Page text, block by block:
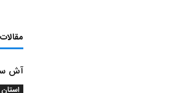
آش